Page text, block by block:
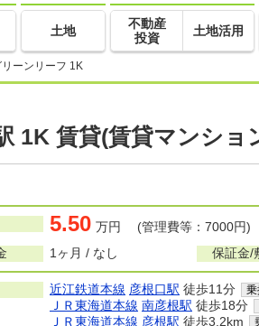
土地
不動産
投資
土地活用
ーンリーフ 1K
1K 賃貸(賃貸マンショ
5.50 万円 (管理費等：7000円)
1ヶ月 / なし 保証金/
近江鉄道本線 彦根口駅 徒歩11分 乗
ＪＲ東海道本線 南彦根駅 徒歩18分
ＪＲ東海道本線 彦根駅 徒歩3.2km